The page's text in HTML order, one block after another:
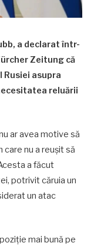
a declarat într-
Zeitung că
Rusiei asupra
reluării
ar avea motive să
care nu a reușit să
a făcut
potrivit căruia un
un atac
mai bună pe